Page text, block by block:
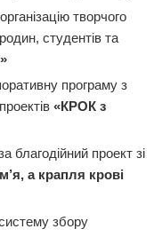
творчого
студентів та
програму з
«КРОК з
благодійний проект зі
а крапля крові
збору